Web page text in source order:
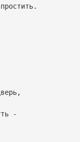
-